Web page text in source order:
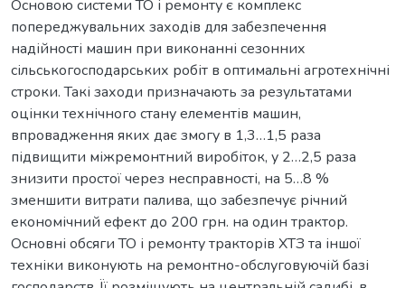
Основою системи ТО і ремонту є комплекс
попереджувальних заходів для забезпечення
надійності машин при виконанні сезонних
сільськогосподарських робіт в оптимальні агротехнічні
строки. Такі заходи призначають за результатами
оцінки технічного стану елементів машин,
впровадження яких дає змогу в 1,3…1,5 раза
підвищити міжремонтний виробіток, у 2…2,5 раза
знизити простої через несправності, на 5…8 %
зменшити витрати палива, що забезпечує річний
економічний ефект до 200 грн. на один трактор.
Основні обсяги ТО і ремонту тракторів ХТЗ та іншої
техніки виконують на ремонтно-обслуговуючій базі